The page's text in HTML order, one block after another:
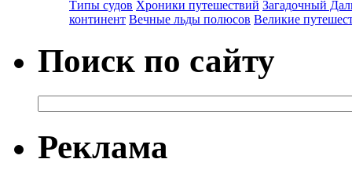
Типы судов Хроники путешествий Загадочный
континент Вечные льды полюсов Великие
Поиск по сайту
Реклама